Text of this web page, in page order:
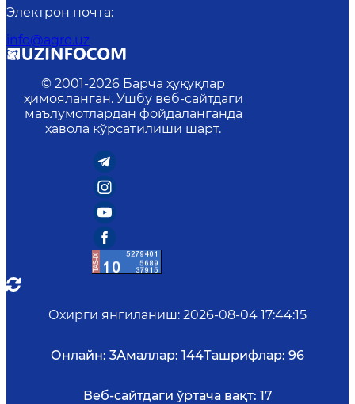
Электрон почта:
info@agro.uz
© 2001-2026 Барча ҳуқуқлар
ҳимояланган. Ушбу веб-сайтдаги
маълумотлардан фойдаланганда
ҳавола кўрсатилиши шарт.
Охирги янгиланиш: 2026-08-04 17:44:15
Онлайн: 3Амаллар: 144Ташрифлар: 96
Веб-сайтдаги ўртача вақт: 17